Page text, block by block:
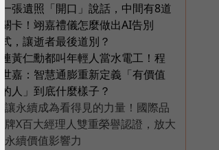
一張遺照「開口」說話，中間有8道
關卡！翊嘉禮儀怎麼做出AI告別
式，讓逝者最後道別？
連黃仁勳都叫年輕人當水電工！程
世嘉：智慧通膨重新定義「有價值
的人」到底什麼樣子？
讓永續成為看得見的力量！國際品
牌X百大經理人雙重榮譽認證，放大
永續價值影響力